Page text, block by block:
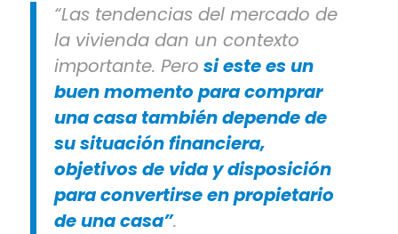
“Las tendencias del mercado de
la vivienda dan un contexto
importante. Pero si este es un
buen momento para comprar
una casa también depende de
su situación financiera,
objetivos de vida y disposición
para convertirse en propietario
de una casa”.